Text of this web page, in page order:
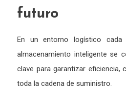
futuro
En un entorno logístico cada
almacenamiento inteligente se
clave para garantizar eficiencia,
toda la cadena de suministro.